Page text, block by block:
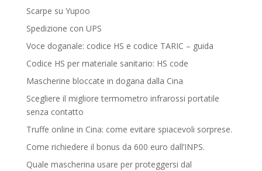
Scarpe su Yupoo
Spedizione con UPS
Voce doganale: codice HS e codice TARIC – guida
Codice HS per materiale sanitario: HS code
Mascherine bloccate in dogana dalla Cina
Scegliere il migliore termometro infrarossi portatile
senza contatto
Truffe online in Cina: come evitare spiacevoli sorprese.
Come richiedere il bonus da 600 euro dall’INPS.
Quale mascherina usare per proteggersi dal